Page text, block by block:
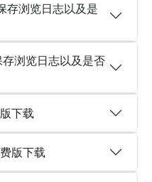
存浏览日志以及是
浏览日志以及是否
下载
版下载